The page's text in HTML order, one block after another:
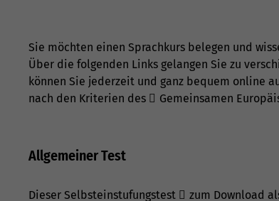
Sie möchten einen Sprachkurs belegen und
Über die folgenden Links gelangen Sie zu
können Sie jederzeit und ganz bequem online
nach den Kriterien des
Gemeinsamen
Allgemeiner Test
Dieser Selbsteinstufungstest zum Download